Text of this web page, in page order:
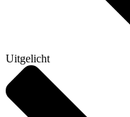
Uitgelicht